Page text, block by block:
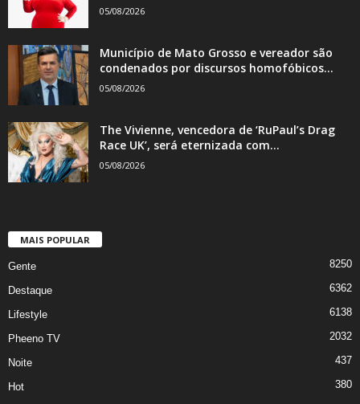
05/08/2026
Município de Mato Grosso e vereador são
condenados por discursos homofóbicos...
05/08/2026
The Vivienne, vencedora de ‘RuPaul’s Drag
Race UK’, será eternizada com...
05/08/2026
MAIS POPULAR
Gente 8250
Destaque 6362
Lifestyle 6138
Pheeno TV 2032
Noite 437
Hot
380